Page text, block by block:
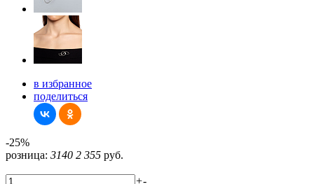
в избранное
поделиться
-25%
розница: 3140 2 355 руб.
+-